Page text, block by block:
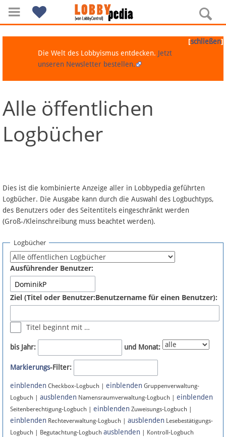
Navigation
Über Lobbypedia
Artikel nach Kategorien
FAQ
Fördermitglied werden
Fehler melden
Newsletter
Bluesky
Facebook
Instagram
[schließen]
Die Welt des Lobbyismus entdecken. Jetzt
unseren Newsletter bestellen.
Alle öffentlichen
Logbücher
Dies ist die kombinierte Anzeige aller in Lobbypedia geführten
Logbücher. Die Ausgabe kann durch die Auswahl des Logbuchtyps,
des Benutzers oder des Seitentitels eingeschränkt werden
(Groß-/Kleinschreibung muss beachtet werden).
Logbücher
Ausführender Benutzer:
Ziel (Titel oder Benutzer:Benutzername für einen Benutzer):
Titel beginnt mit …
bis Jahr: und Monat:
Markierungs-Filter:
einblenden Checkbox-Logbuch | einblenden Gruppenverwaltung-
Logbuch | ausblenden Namensraumverwaltung-Logbuch | einblenden
Seitenberechtigung-Logbuch | einblenden Zuweisungs-Logbuch |
einblenden Rechteverwaltung-Logbuch | ausblenden Lesebestätigungs-
Logbuch | Begutachtung-Logbuch ausblenden | Kontroll-Logbuch